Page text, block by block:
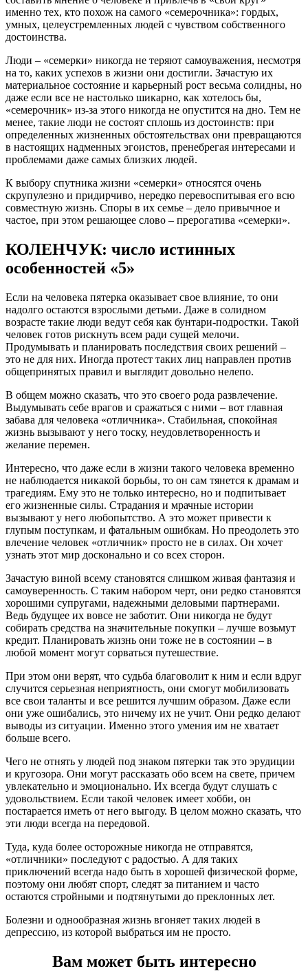
именно тех, кто похож на самого «семерочника»: гордых,
умных, целеустремленных людей с чувством собственного
достоинства.
Люди – «семерки» никогда не теряют самоуважения, несмотря
на то, каких успехов в жизни они достигли. Зачастую их
материальное состояние и карьерный рост весьма солидны, но
даже если все не настолько шикарно, как хотелось бы,
«семерочник» из-за этого никогда не опустится на дно. Тем не
менее, такие люди не состоят сплошь из достоинств: при
определенных жизненных обстоятельствах они превращаются
в настоящих надменных эгоистов, пренебрегая интересами и
проблемами даже самых близких людей.
К выбору спутника жизни «семерки» относятся очень
скрупулезно и придирчиво, нередко перевоспитывая его всю
совместную жизнь. Споры в их семье – дело привычное и
частое, при этом решающее слово – прерогатива «семерки».
КОЛЕНЧУК: число истинных
особенностей «5»
Если на человека пятерка оказывает свое влияние, то они
надолго остаются взрослыми детьми. Даже в солидном
возрасте такие люди ведут себя как бунтари-подростки. Такой
человек готов рискнуть всем ради сущей мелочи.
Продумывать и планировать последствия своих решений –
это не для них. Иногда протест таких лиц направлен против
общепринятых правил и выглядит довольно нелепо.
В общем можно сказать, что это своего рода развлечение.
Выдумывать себе врагов и сражаться с ними – вот главная
забава для человека «отличника». Стабильная, спокойная
жизнь вызывают у него тоску, неудовлетворенность и
желание перемен.
Интересно, что даже если в жизни такого человека временно
не наблюдается никакой борьбы, то он сам тянется к драмам и
трагедиям. Ему это не только интересно, но и подпитывает
его жизненные силы. Страдания и мрачные истории
вызывают у него любопытство. А это может привести к
глупым поступкам, и фатальным ошибкам. Но преодолеть это
влечение человек «отличник» просто не в силах. Он хочет
узнать этот мир досконально и со всех сторон.
Зачастую виной всему становятся слишком живая фантазия и
самоуверенность. С таким набором черт, они редко становятся
хорошими супругами, надежными деловыми партнерами.
Ведь будущее их вовсе не заботит. Они никогда не будут
собирать средства на значительные покупки – лучше возьмут
кредит. Планировать жизнь они тоже не в состоянии – в
любой момент могут сорваться путешествие.
При этом они верят, что судьба благоволит к ним и если вдруг
случится серьезная неприятность, они смогут мобилизовать
все свои таланты и все решится лучшим образом. Даже если
они уже ошибались, это ничему их не учит. Они редко делают
выводы из ситуации. Именно этого умения им не хватает
больше всего.
Чего не отнять у людей под знаком пятерки так это эрудиции
и кругозора. Они могут рассказать обо всем на свете, причем
увлекательно и эмоционально. Их всегда будут слушать с
удовольствием. Если такой человек имеет хобби, он
постарается иметь от него выгоду. В целом можно сказать, что
эти люди всегда на передовой.
Туда, куда более осторожные никогда не отправятся,
«отличники» последуют с радостью. А для таких
приключений всегда надо быть в хорошей физической форме,
поэтому они любят спорт, следят за питанием и часто
остаются стройными и подтянутыми до преклонных лет.
Болезни и однообразная жизнь вгоняет таких людей в
депрессию, из которой выбраться им не просто.
Вам может быть интересно